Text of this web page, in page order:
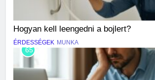
Hogyan kell leengedni a bojlert?
ÉRDESSÉGEK MUNKA
65